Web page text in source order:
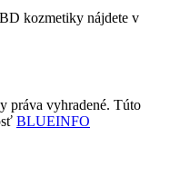
kozmetiky nájdete v
práva vyhradené. Túto
BLUEINFO